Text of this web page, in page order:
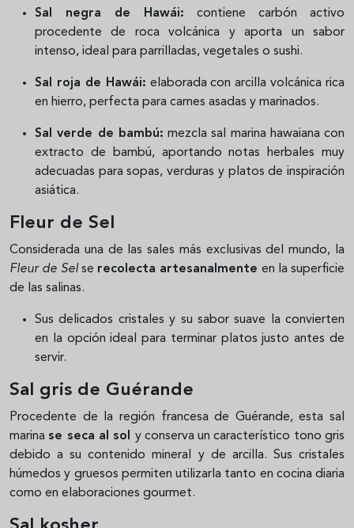
Sal negra de Hawái: contiene carbón activo
procedente de roca volcánica y aporta un sabor
intenso, ideal para parrilladas, vegetales o sushi.
Sal roja de Hawái: elaborada con arcilla volcánica rica
en hierro, perfecta para carnes asadas y marinados.
Sal verde de bambú: mezcla sal marina hawaiana con
extracto de bambú, aportando notas herbales muy
adecuadas para sopas, verduras y platos de inspiración
asiática.
Fleur de Sel
Considerada una de las sales más exclusivas del mundo, la
Fleur de Selse recolecta artesanalmente en la superficie
de las salinas.
Sus delicados cristales y su sabor suave la convierten
en la opción ideal para terminar platos justo antes de
servir.
Sal gris de Guérande
Procedente de la región francesa de Guérande, esta sal
marina se seca al sol y conserva un característico tono gris
debido a su contenido mineral y de arcilla. Sus cristales
húmedos y gruesos permiten utilizarla tanto en cocina diaria
como en elaboraciones gourmet.